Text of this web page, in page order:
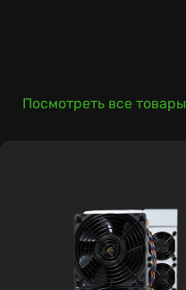
Посмотреть все товары